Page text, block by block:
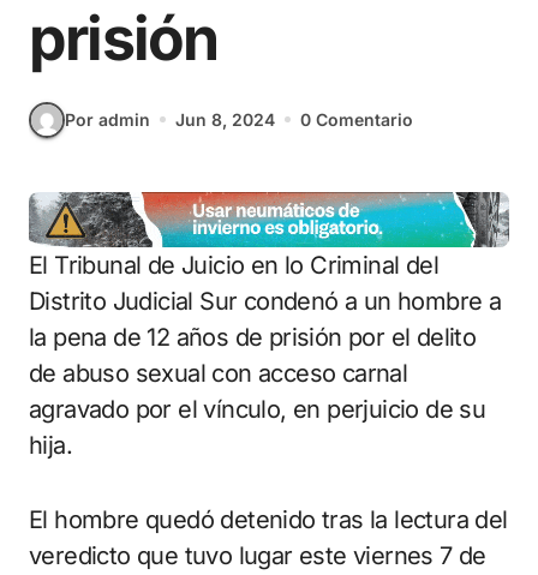
prisión
Por admin Jun 8, 2024 0 Comentario
El Tribunal de Juicio en lo Criminal del
Distrito Judicial Sur condenó a un hombre a
la pena de 12 años de prisión por el delito
de abuso sexual con acceso carnal
agravado por el vínculo, en perjuicio de su
hija.
El hombre quedó detenido tras la lectura del
veredicto que tuvo lugar este viernes 7 de